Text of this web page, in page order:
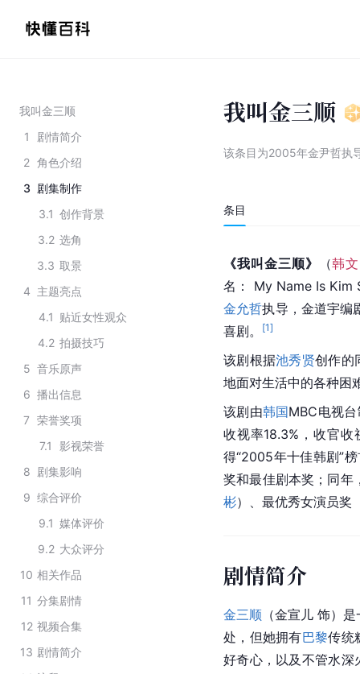
我叫金三顺
1
剧情简介
2 角色介绍
3 剧集制作
3.1 创作背景
3.2 选角
3.3 取景
4 主题亮点
4.1 贴近女性观众
4.2 拍摄技巧
5 音乐原声
6 播出信息
7 荣誉奖项
7.1
影视荣誉
8 剧集影响
9 综合评价
9.1 媒体评价
9.2 大众评分
10 相关作品
11 分集剧情
12 视频合集
13 剧情简介
我叫金三顺
该条目为2005年金尹哲执
条目
《我叫金三顺》 （韩文
名： My Name Is Kim
金允哲执导，金道宇编
喜剧。
[1]
该剧根据池秀贤创作的
地面对生活中的各种困
该剧由韩国MBC电视
收视率18.3%，收官
得“2005年十佳韩剧”
奖和最佳剧本奖；同年
彬）、最优秀女演员奖
剧情简介
金三顺 （金宣儿 饰）
处，但她拥有巴黎传统
好奇心，以及不管水